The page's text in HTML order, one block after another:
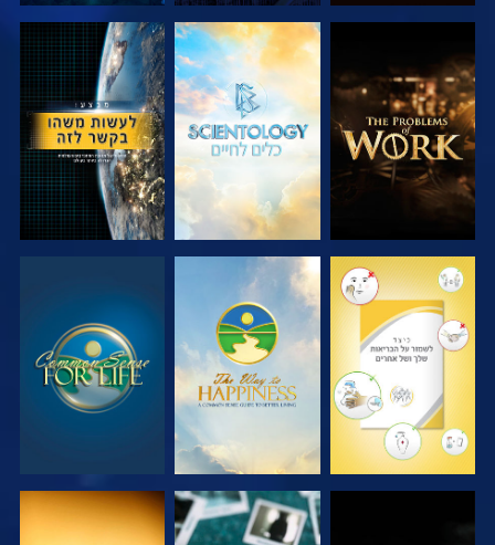
בדוק את הסדרה בדוק את הסדרה צפה
צפה צפה צפה